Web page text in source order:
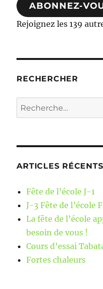
ABONNEZ-
Rejoignez les 139
RECHERCHER
Recherche
pour :
ARTICLES RÉCENTS
Fête de l’école J-1
J-3 Fête de l’école
La fête de l’école
besoin de vous !
Cours d’essai
Fortes chaleurs